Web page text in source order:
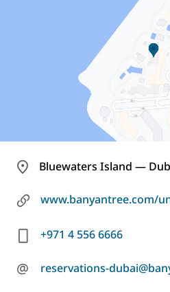
Bluewaters Island —
+971 4 556 6666
@ reservations-